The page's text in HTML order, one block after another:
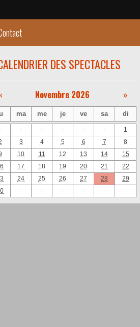
DES SPECTACLES
Novembre 2026 »
ma me je ve sa di
- - - - -
1
3 4 5 6 7
8
10 11 12 13 14
15
17 18 19 20 21
22
24 25 26 27 28
29
- - - - - -